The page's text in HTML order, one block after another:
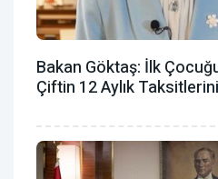
Bakan Göktaş: İlk
Çiftin 12 Aylık